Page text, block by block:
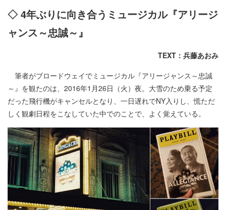
◇ 4年ぶりに向き合うミュージカル『アリージ
ャンス～忠誠～』
TEXT：兵藤あおみ
筆者がブロードウェイでミュージカル『アリージャンス～忠誠
～』を観たのは、2016年1月26日（火）夜。大雪のため乗る予定
だった飛行機がキャンセルとなり、一日遅れでNY入りし、慌ただ
しく観劇日程をこなしていた中でのことで、よく覚えている。